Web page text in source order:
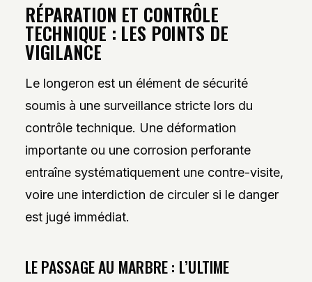
RÉPARATION ET CONTRÔLE
TECHNIQUE : LES POINTS DE
VIGILANCE
Le longeron est un élément de sécurité
soumis à une surveillance stricte lors du
contrôle technique. Une déformation
importante ou une corrosion perforante
entraîne systématiquement une contre-visite,
voire une interdiction de circuler si le danger
est jugé immédiat.
LE PASSAGE AU MARBRE : L’ULTIME